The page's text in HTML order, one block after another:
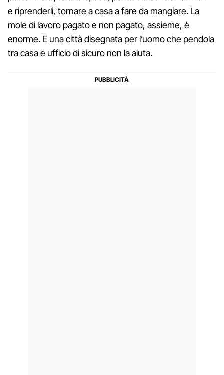
e riprenderli, tornare a casa a fare da mangiare. La
mole di lavoro pagato e non pagato, assieme, è
enorme. E una città disegnata per l’uomo che pendola
tra casa e ufficio di sicuro non la aiuta.